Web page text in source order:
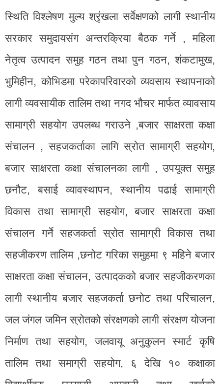
स्थिति विश्लेषण मुल्य श्रृंखला सर्वेक्षणको लागी स्थानीय
सरकार समुदायसंग अन्तरक्रिया बैठक गर्ने , महिला
नेतृत्व उत्पादन समुह गठन तथा पुन गठन, शंकटामुख,
भुमिहीन, कोभिडमा परेकापरिवारको व्यवसाय स्थापनाको
लागी व्यवसायीक तालिम तथा नगद भौचर मार्फत व्यावसाय
सामाग्री सहयोग उपलब्ध गराउने ,बजार साक्षरता कक्षा
संचालन , सहजकर्ताका लागि स्रोत सामाग्री सहयोग,
बजार साक्षरता कक्षा संचालनका लागी , उपयूक्त समुह
छनौट, बसाई व्यावस्थापन, स्थानीय पढाई सामाग्री
विकास तथा सामाग्री सहयोग, बजार साक्षरता कक्षा
संचालन गर्ने सहजकर्ता स्रोत सामाग्री विकास तथा
सहजीकरण तालिम ,छनोट गरिका समुहमा ९ महिने बजार
साक्षरता कक्षा संचालन, उत्पादकको बजार सहजीकरणका
लागी स्थानीय बजार सहजकर्ता छनोट तथा परिचालन,
जल जंगल जमिन स्रोतको संरक्षणको लागी संरक्षण योजना
निर्माण तथा सहयोग, जलवायू अनुकुलन स्मार्ट कृषि
तालिम तथा समाग्री सहयोग, ६ देखि १० कक्षाका